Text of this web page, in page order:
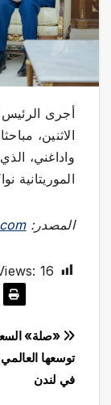
أجرى الرئيس
الاثنين،
واداغني،
الموريتانية
المصدر:
16
تصفّح
«صلة»
توسعها
في لندن